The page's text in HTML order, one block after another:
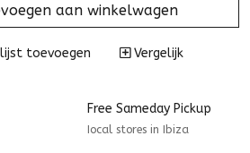
aan winkelwagen
toevoegen Vergelijk
Free Sameday Pickup
Iocal stores in Ibiza